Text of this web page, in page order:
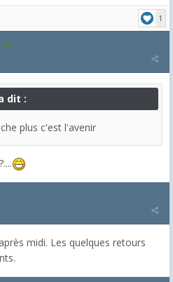
1
dit :
plus c'est l'avenir
midi. Les quelques retours